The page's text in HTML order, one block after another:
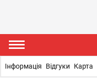
Інформація Відгуки Карта